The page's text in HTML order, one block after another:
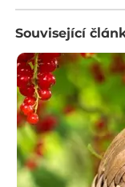
Související